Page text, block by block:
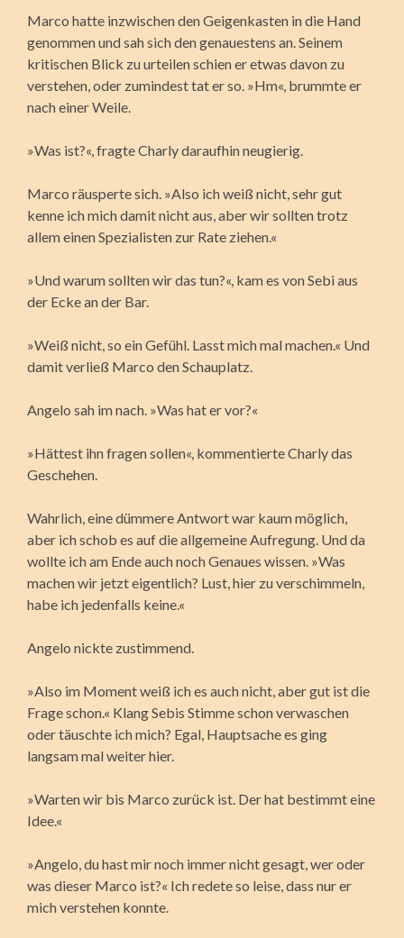
Marco hatte inzwischen den Geigenkasten in die Hand
genommen und sah sich den genauestens an. Seinem
kritischen Blick zu urteilen schien er etwas davon zu
verstehen, oder zumindest tat er so. »Hm«, brummte er
nach einer Weile.
»Was ist?«, fragte Charly daraufhin neugierig.
Marco räusperte sich. »Also ich weiß nicht, sehr gut
kenne ich mich damit nicht aus, aber wir sollten trotz
allem einen Spezialisten zur Rate ziehen.«
»Und warum sollten wir das tun?«, kam es von Sebi aus
der Ecke an der Bar.
»Weiß nicht, so ein Gefühl. Lasst mich mal machen.« Und
damit verließ Marco den Schauplatz.
Angelo sah im nach. »Was hat er vor?«
»Hättest ihn fragen sollen«, kommentierte Charly das
Geschehen.
Wahrlich, eine dümmere Antwort war kaum möglich,
aber ich schob es auf die allgemeine Aufregung. Und da
wollte ich am Ende auch noch Genaues wissen. »Was
machen wir jetzt eigentlich? Lust, hier zu verschimmeln,
habe ich jedenfalls keine.«
Angelo nickte zustimmend.
»Also im Moment weiß ich es auch nicht, aber gut ist die
Frage schon.« Klang Sebis Stimme schon verwaschen
oder täuschte ich mich? Egal, Hauptsache es ging
langsam mal weiter hier.
»Warten wir bis Marco zurück ist. Der hat bestimmt eine
Idee.«
»Angelo, du hast mir noch immer nicht gesagt, wer oder
was dieser Marco ist?« Ich redete so leise, dass nur er
mich verstehen konnte.